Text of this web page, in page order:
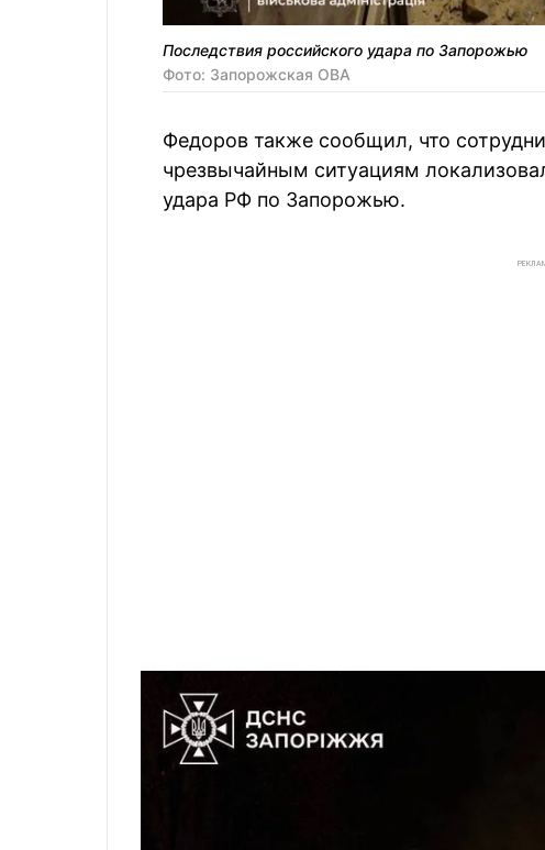
Последствия российского удара по Запорожью
Фото: Запорожская ОВА
Федоров также сообщил, что
чрезвычайным ситуациям
удара РФ по Запорожью.